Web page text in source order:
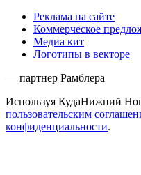
Реклама на сайте
Коммерческое
Медиа кит
Логотипы в векторе
— партнер Рамблера
Используя КудаНижний
пользовательским
конфиденциальности.